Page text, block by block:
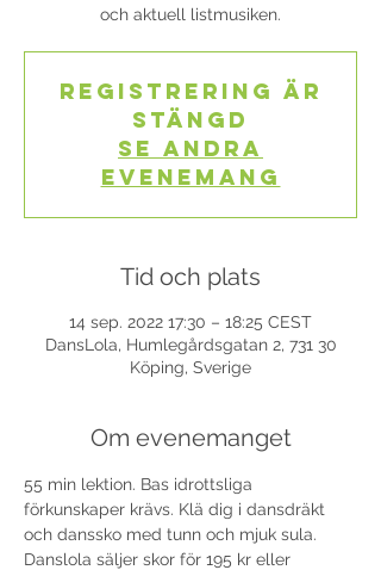
och aktuell listmusiken.
Registrering är
stängd
Se andra
evenemang
Tid och plats
14 sep. 2022 17:30 – 18:25 CEST
DansLola, Humlegårdsgatan 2, 731 30
Köping, Sverige
Om evenemanget
55 min lektion. Bas idrottsliga
förkunskaper krävs. Klä dig i dansdräkt
och danssko med tunn och mjuk sula.
Danslola säljer skor för 195 kr eller